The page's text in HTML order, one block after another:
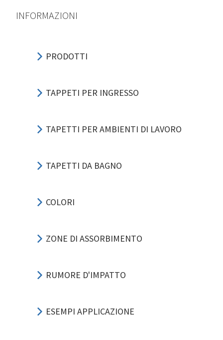
INFORMAZIONI
PRODOTTI
TAPPETI PER INGRESSO
TAPETTI PER AMBIENTI DI LAVORO
TAPETTI DA BAGNO
COLORI
ZONE DI ASSORBIMENTO
RUMORE D'IMPATTO
ESEMPI APPLICAZIONE